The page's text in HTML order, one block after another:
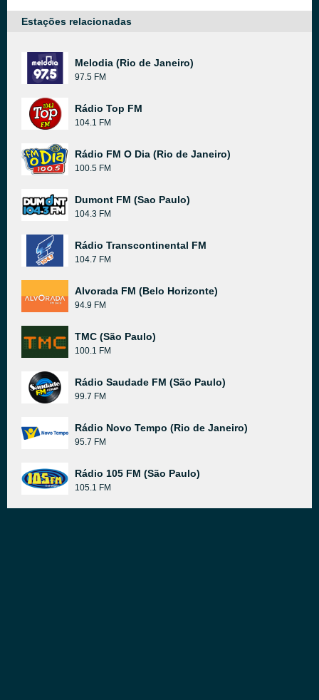
Estações relacionadas
Melodia (Rio de Janeiro)
97.5 FM
Rádio Top FM
104.1 FM
Rádio FM O Dia (Rio de Janeiro)
100.5 FM
Dumont FM (Sao Paulo)
104.3 FM
Rádio Transcontinental FM
104.7 FM
Alvorada FM (Belo Horizonte)
94.9 FM
TMC (São Paulo)
100.1 FM
Rádio Saudade FM (São Paulo)
99.7 FM
Rádio Novo Tempo (Rio de Janeiro)
95.7 FM
Rádio 105 FM (São Paulo)
105.1 FM